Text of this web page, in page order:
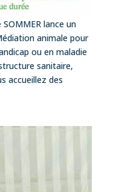
lance un
animale pour
ou en maladie
sanitaire,
accueillez des